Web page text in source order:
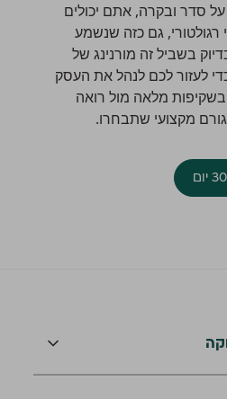
סדר ובקרה, אתם יכולים
רגולטורי, גם כזה שנשמע
בשביל זה מורנינג של
לעזור לכם לנהל את העסק
מלאה מול רואה
מקצועי שתבחרו.